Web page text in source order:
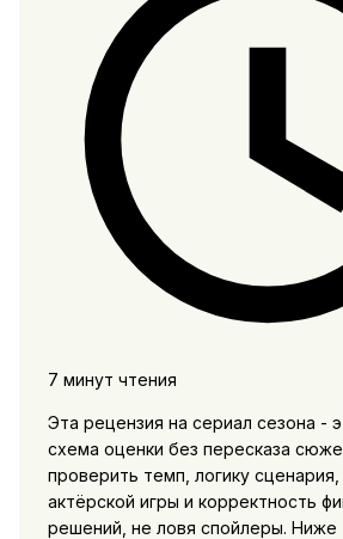
7 минут чтения
Эта рецензия на сериал сезона -
схема оценки без пересказа
проверить темп, логику сценария,
актёрской игры и корректность
решений, не ловя спойлеры.